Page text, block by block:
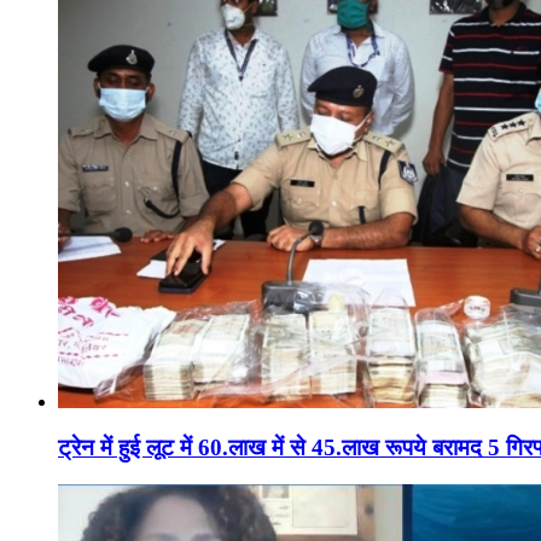
ट्रेन में हुई लूट में 60.लाख में से 45.लाख रूपये बरामद 5